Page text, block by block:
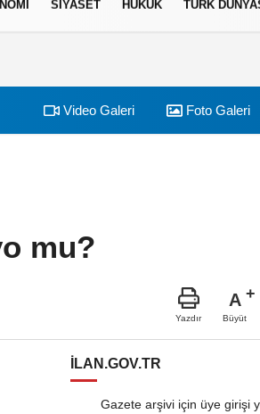
SİYASET HUKUK TÜRK
Video Galeri Foto Galeri
mu?
Yazdır
A
Büyüt
ILAN.GOV.TR
Gazete arşivi için üye girişi